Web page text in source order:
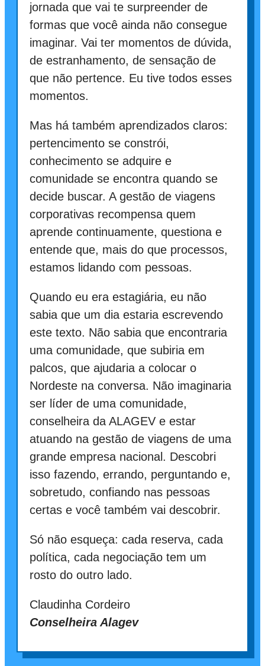
jornada que vai te surpreender de
formas que você ainda não consegue
imaginar. Vai ter momentos de dúvida,
de estranhamento, de sensação de
que não pertence. Eu tive todos esses
momentos.
Mas há também aprendizados claros:
pertencimento se constrói,
conhecimento se adquire e
comunidade se encontra quando se
decide buscar. A gestão de viagens
corporativas recompensa quem
aprende continuamente, questiona e
entende que, mais do que processos,
estamos lidando com pessoas.
Quando eu era estagiária, eu não
sabia que um dia estaria escrevendo
este texto. Não sabia que encontraria
uma comunidade, que subiria em
palcos, que ajudaria a colocar o
Nordeste na conversa. Não imaginaria
ser líder de uma comunidade,
conselheira da ALAGEV e estar
atuando na gestão de viagens de uma
grande empresa nacional. Descobri
isso fazendo, errando, perguntando e,
sobretudo, confiando nas pessoas
certas e você também vai descobrir.
Só não esqueça: cada reserva, cada
política, cada negociação tem um
rosto do outro lado.
Claudinha Cordeiro
Conselheira Alagev